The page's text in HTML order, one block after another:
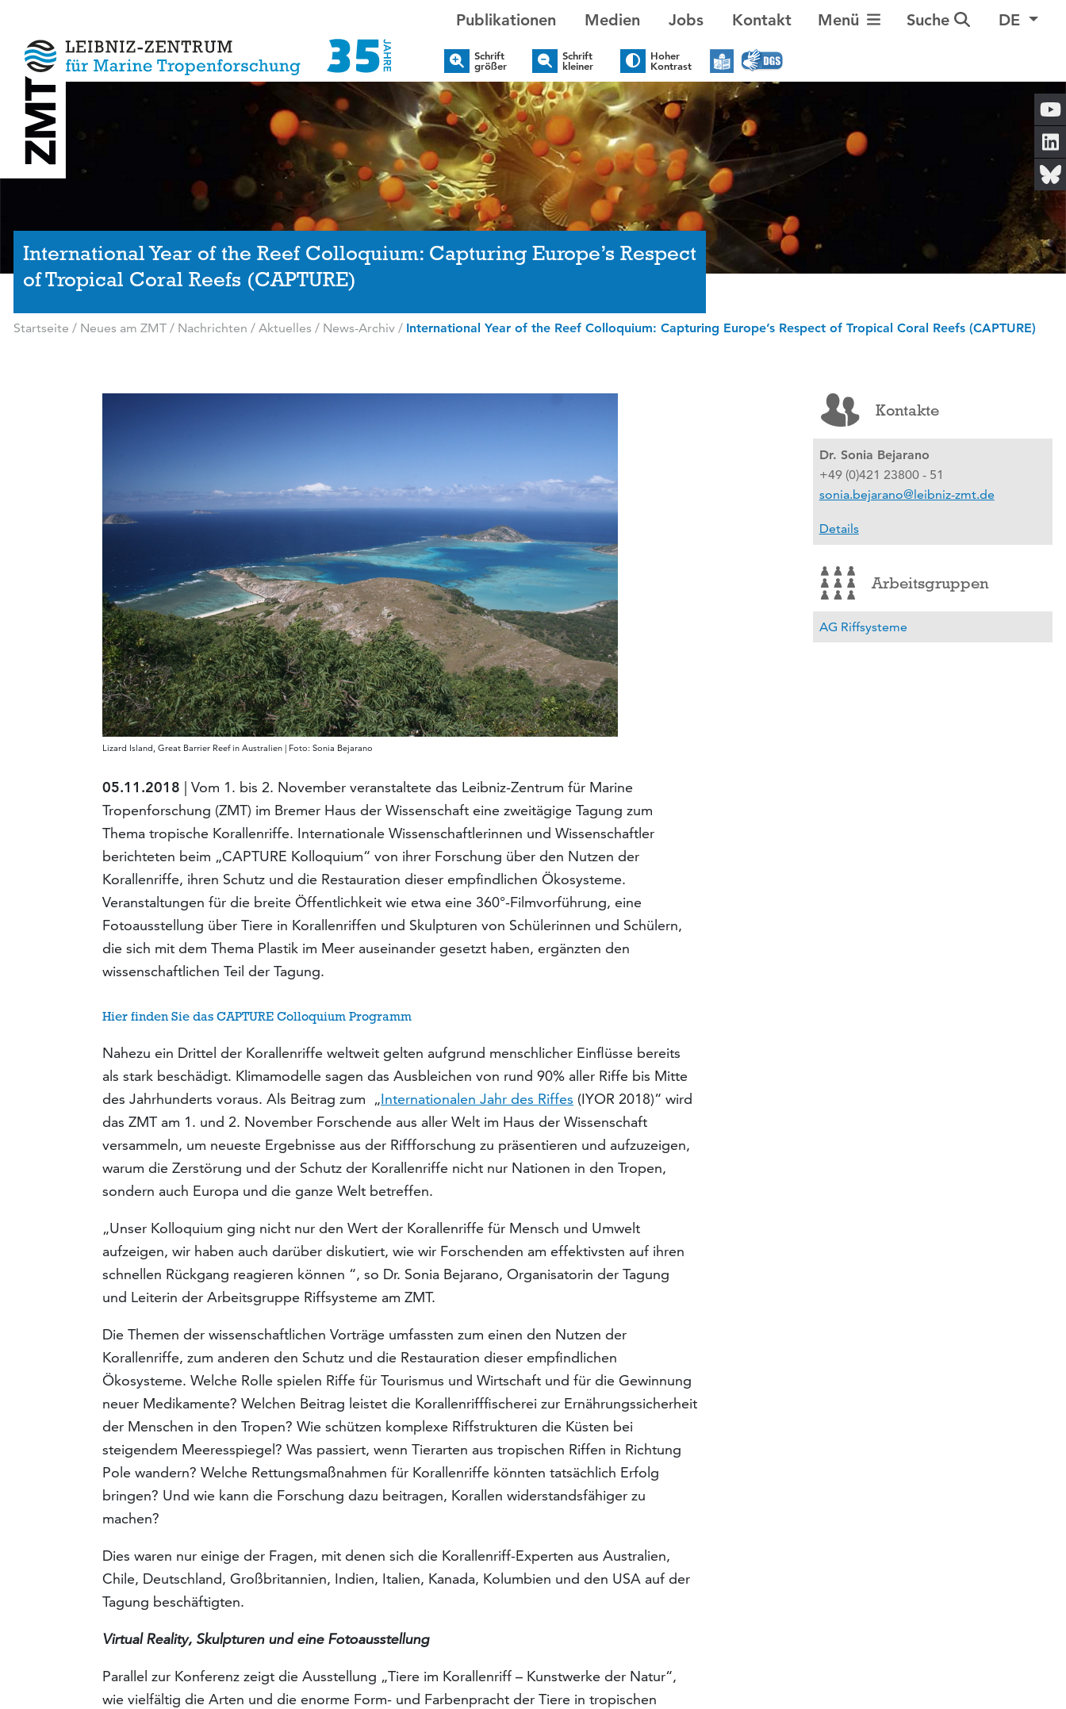
Publikationen Medien Jobs Kontakt Navigation umschalten
Menü Suche DE
Schrift
größer
Schrift
kleiner
Hoher
Kontrast
International Year of the Reef Colloquium: Capturing Europe’s Respect
of Tropical Coral Reefs (CAPTURE)
Startseite / Neues am ZMT/ Nachrichten / Aktuelles / News-Archiv/ International Year of the Reef Colloquium: Capturing Europe’s Respect of Tropical Coral Reefs (CAPTURE)
Lizard Island, Great Barrier Reef in Australien | Foto: Sonia Bejarano
05.11.2018 | Vom 1. bis 2. November veranstaltete das Leibniz-Zentrum für Marine
Tropenforschung (ZMT) im Bremer Haus der Wissenschaft eine zweitägige Tagung zum
Thema tropische Korallenriffe. Internationale Wissenschaftlerinnen und Wissenschaftler
berichteten beim „CAPTURE Kolloquium“ von ihrer Forschung über den Nutzen der
Korallenriffe, ihren Schutz und die Restauration dieser empfindlichen Ökosysteme.
Veranstaltungen für die breite Öffentlichkeit wie etwa eine 360°-Filmvorführung, eine
Fotoausstellung über Tiere in Korallenriffen und Skulpturen von Schülerinnen und Schülern,
die sich mit dem Thema Plastik im Meer auseinander gesetzt haben, ergänzten den
wissenschaftlichen Teil der Tagung.
Hier finden Sie das CAPTURE Colloquium Programm
Nahezu ein Drittel der Korallenriffe weltweit gelten aufgrund menschlicher Einflüsse bereits
als stark beschädigt. Klimamodelle sagen das Ausbleichen von rund 90% aller Riffe bis Mitte
des Jahrhunderts voraus. Als Beitrag zum „Internationalen Jahr des Riffes (IYOR 2018)“ wird
das ZMT am 1. und 2. November Forschende aus aller Welt im Haus der Wissenschaft
versammeln, um neueste Ergebnisse aus der Riffforschung zu präsentieren und aufzuzeigen,
warum die Zerstörung und der Schutz der Korallenriffe nicht nur Nationen in den Tropen,
sondern auch Europa und die ganze Welt betreffen.
„Unser Kolloquium ging nicht nur den Wert der Korallenriffe für Mensch und Umwelt
aufzeigen, wir haben auch darüber diskutiert, wie wir Forschenden am effektivsten auf ihren
schnellen Rückgang reagieren können “, so Dr. Sonia Bejarano, Organisatorin der Tagung
und Leiterin der Arbeitsgruppe Riffsysteme am ZMT.
Die Themen der wissenschaftlichen Vorträge umfassten zum einen den Nutzen der
Korallenriffe, zum anderen den Schutz und die Restauration dieser empfindlichen
Ökosysteme. Welche Rolle spielen Riffe für Tourismus und Wirtschaft und für die Gewinnung
neuer Medikamente? Welchen Beitrag leistet die Korallenrifffischerei zur Ernährungssicherheit
der Menschen in den Tropen? Wie schützen komplexe Riffstrukturen die Küsten bei
steigendem Meeresspiegel? Was passiert, wenn Tierarten aus tropischen Riffen in Richtung
Pole wandern? Welche Rettungsmaßnahmen für Korallenriffe könnten tatsächlich Erfolg
bringen? Und wie kann die Forschung dazu beitragen, Korallen widerstandsfähiger zu
machen?
Dies waren nur einige der Fragen, mit denen sich die Korallenriff-Experten aus Australien,
Chile, Deutschland, Großbritannien, Indien, Italien, Kanada, Kolumbien und den USA auf der
Tagung beschäftigten.
Virtual Reality, Skulpturen und eine Fotoausstellung
Parallel zur Konferenz zeigt die Ausstellung „Tiere im Korallenriff – Kunstwerke der Natur“,
wie vielfältig die Arten und die enorme Form- und Farbenpracht der Tiere in tropischen
Kontakte
Dr. Sonia Bejarano
+49 (0)421 23800 - 51
sonia.bejarano@leibniz-zmt.de
Details
Arbeitsgruppen
AG Riffsysteme